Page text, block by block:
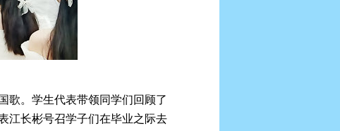
歌。学生代表带领同学们回顾了
江长彬号召学子们在毕业之际去